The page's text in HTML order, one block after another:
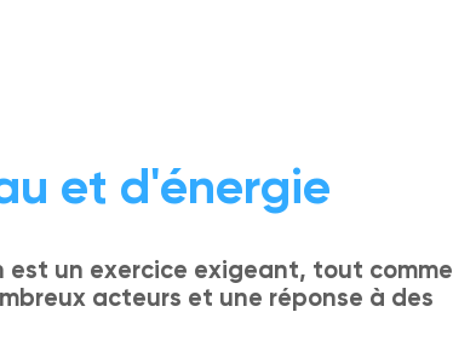
et d'énergie
est un exercice exigeant, tout comme
acteurs et une réponse à des